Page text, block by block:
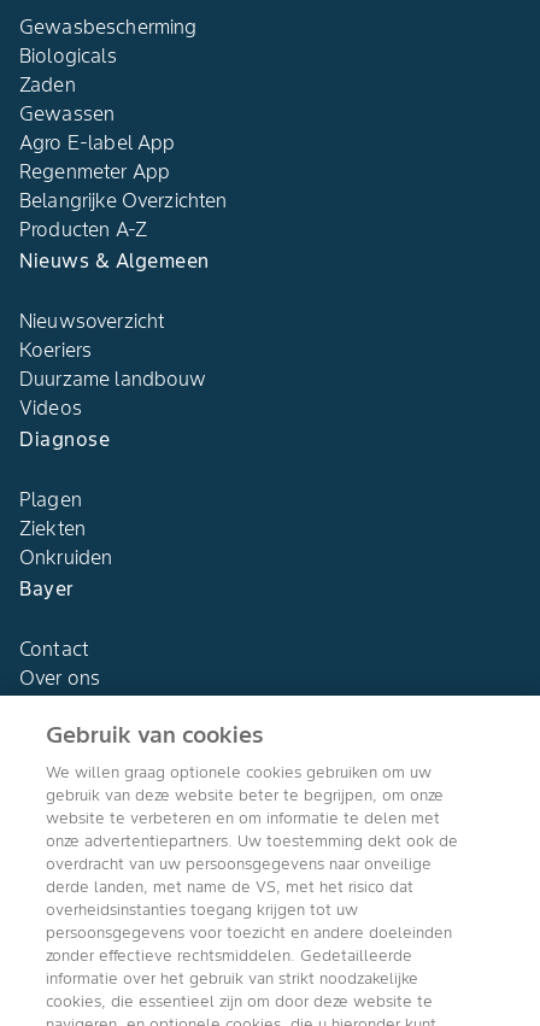
Gewasbescherming
Biologicals
Zaden
Gewassen
Agro E-label App
Regenmeter App
Belangrijke Overzichten
Producten A-Z
Nieuws & Algemeen
Nieuwsoverzicht
Koeriers
Duurzame landbouw
Videos
Diagnose
Plagen
Ziekten
Onkruiden
Bayer
Contact
Over ons
Agro Bayer
Nederland
Volg ons
Gebruik van cookies
We willen graag optionele cookies gebruiken om uw
gebruik van deze website beter te begrijpen, om onze
website te verbeteren en om informatie te delen met
onze advertentiepartners. Uw toestemming dekt ook de
overdracht van uw persoonsgegevens naar onveilige
derde landen, met name de VS, met het risico dat
overheidsinstanties toegang krijgen tot uw
persoonsgegevens voor toezicht en andere doeleinden
zonder effectieve rechtsmiddelen. Gedetailleerde
informatie over het gebruik van strikt noodzakelijke
cookies, die essentieel zijn om door deze website te